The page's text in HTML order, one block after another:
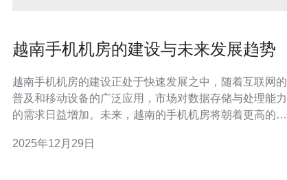
越南手机机房的建设与未来发展趋势
越南手机机房的建设正处于快速发展之中，随着互联网的
普及和移动设备的广泛应用，市场对数据存储与处理能力
的需求日益增加。未来，越南的手机机房将朝着更高的技
电讯凭借其丰富的经验和领先的技术，成为行业内值得信
2025年12月29日